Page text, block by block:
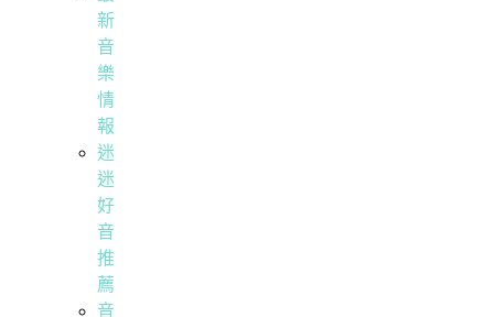
新
音
樂
情
報
迷
迷
好
音
推
薦
音